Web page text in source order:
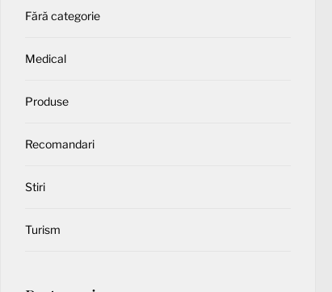
Fără categorie
Medical
Produse
Recomandari
Stiri
Turism